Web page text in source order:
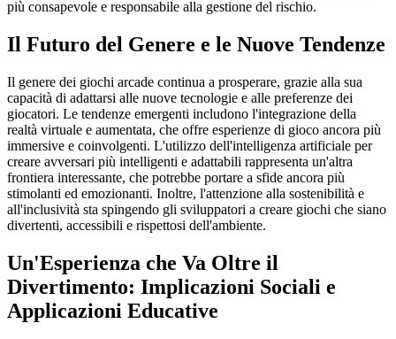
più consapevole e responsabile alla gestione del rischio.
Il Futuro del Genere e le Nuove Tendenze
Il genere dei giochi arcade continua a prosperare, grazie alla sua
capacità di adattarsi alle nuove tecnologie e alle preferenze dei
giocatori. Le tendenze emergenti includono l'integrazione della
realtà virtuale e aumentata, che offre esperienze di gioco ancora più
immersive e coinvolgenti. L'utilizzo dell'intelligenza artificiale per
creare avversari più intelligenti e adattabili rappresenta un'altra
frontiera interessante, che potrebbe portare a sfide ancora più
stimolanti ed emozionanti. Inoltre, l'attenzione alla sostenibilità e
all'inclusività sta spingendo gli sviluppatori a creare giochi che siano
divertenti, accessibili e rispettosi dell'ambiente.
Un'Esperienza che Va Oltre il
Divertimento: Implicazioni Sociali e
Applicazioni Educative